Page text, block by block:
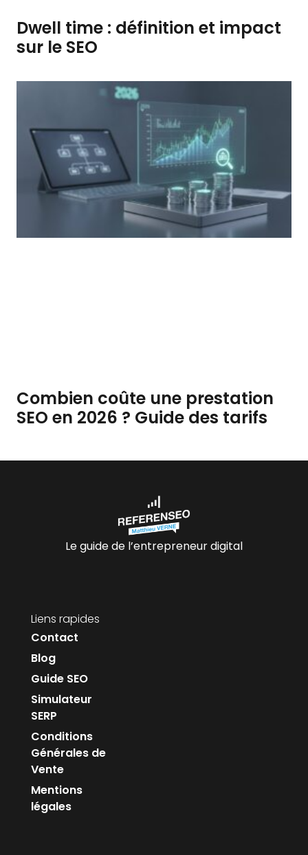
Dwell time : définition et impact
sur le SEO
Combien coûte une prestation
SEO en 2026 ? Guide des tarifs
Le guide de l’entrepreneur digital
Liens rapides
Contact
Blog
Guide SEO
Simulateur
SERP
Conditions
Générales de
Vente
Mentions
légales